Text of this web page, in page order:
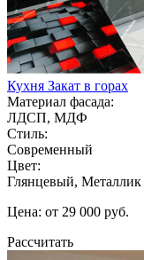
Кухня Закат в горах
Материал фасада:
ЛДСП, МДФ
Стиль:
Современный
Цвет:
Глянцевый, Металлик
Цена: от 29 000 руб.
Рассчитать